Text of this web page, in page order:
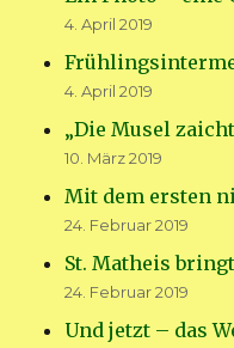
4. April 2019
4. April 2019
„Die Musel
10. März 2019
Mit dem ersten
24. Februar 2019
St. Matheis
24. Februar 2019
Und jetzt – das